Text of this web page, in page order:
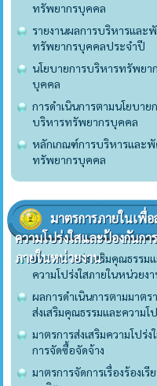
ทรัพยากรบุคคล
รายงานผลการบริหารและ
ทรัพยากรบุคคลประจำปี
นโยบายการบริหารทรัพยา
บุคคล
การดำเนินการตามนโยบาย
บริหารทรัพยากรบุคคล
หลักเกณฑ์การบริหารและ
ทรัพยากรบุคคล
มาตรการภายในเพื่อ
ความโปร่งใสและป้องกันกา
ภายในหน่วยงาน
มาตราการส่งเสริมคุณธรรม
ความโปร่งใสภายในหน่วยง
ผลการดำเนินการตามมาตร
ส่งเสริมคุณธรรมและความโ
มาตรการส่งเสริมความโปร่ง
การจัดซื้อจัดจ้าง
มาตรการจัดการเรื่องร้องเรี